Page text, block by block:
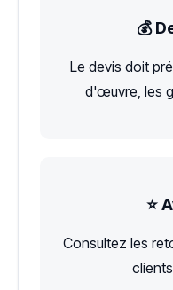
💰
Le devis doit
d'œuvre, les
⭐
Consultez les